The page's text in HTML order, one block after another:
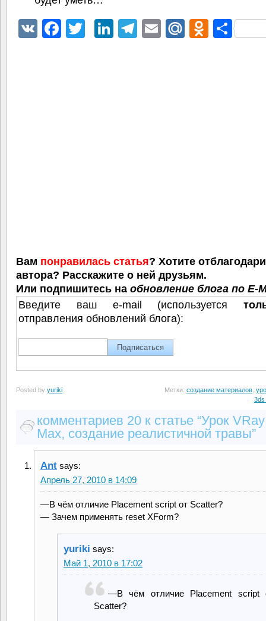
VK Facebook
TwitterLinkedIn
Telegram
EmailMail.Ru
Вам понравилась статья? Хотите
автора? Расскажите о ней друзьям.
Или подпишитесь на обновление блога по E-
Введите ваш e-mail (используется
отправления обновлений блога):
Posted by yuriki Метки: создание материалов
3ds
комментариев 20 к статье “Урок
Max, создание реалистичной травы”
Ant says:
Апрель 27, 2010 в 14:09
—В чём отличие Placement script от Scatter?
— Зачем применять reset XForm?
yuriki says:
Май 1, 2010 в 17:02
—В чём отличие Placement script
Scatter?